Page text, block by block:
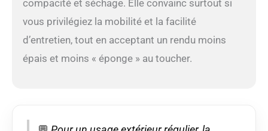
turque est sa qualité
résistante au sable.
votre temps sur la plage
garantit une expérience
compacité et séchage. Elle convainc surtout si
vous privilégiez la mobilité et la facilité
d’entretien, tout en acceptant un rendu moins
épais et moins « éponge » au toucher.